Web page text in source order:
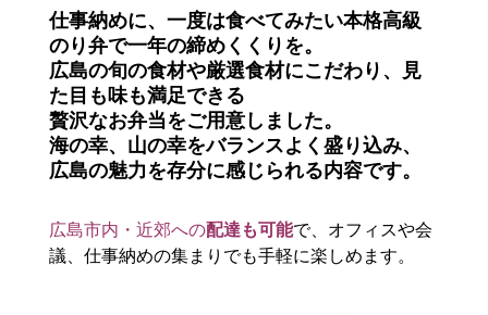
仕事納めに、一度は食べてみたい本格高級
のり弁で一年の締めくくりを。
広島の旬の食材や厳選食材にこだわり、見
た目も味も満足できる
贅沢なお弁当をご用意しました。
海の幸、山の幸をバランスよく盛り込み、
広島の魅力を存分に感じられる内容です。
広島市内・近郊への配達も可能で、オフィスや会
議、仕事納めの集まりでも手軽に楽しめます。